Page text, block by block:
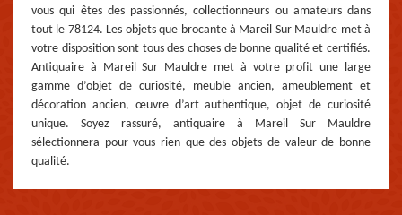
vous qui êtes des passionnés, collectionneurs ou amateurs dans
tout le 78124. Les objets que brocante à Mareil Sur Mauldre met à
votre disposition sont tous des choses de bonne qualité et certifiés.
Antiquaire à Mareil Sur Mauldre met à votre profit une large
gamme d’objet de curiosité, meuble ancien, ameublement et
décoration ancien, œuvre d’art authentique, objet de curiosité
unique. Soyez rassuré, antiquaire à Mareil Sur Mauldre
sélectionnera pour vous rien que des objets de valeur de bonne
qualité.